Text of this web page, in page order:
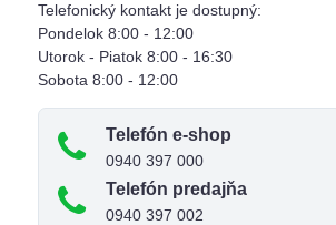
Telefonický kontakt je dostupný:
Pondelok 8:00 - 12:00
Utorok - Piatok 8:00 - 16:30
Sobota 8:00 - 12:00
Telefón e-shop
0940 397 000
Telefón predajňa
0940 397 002